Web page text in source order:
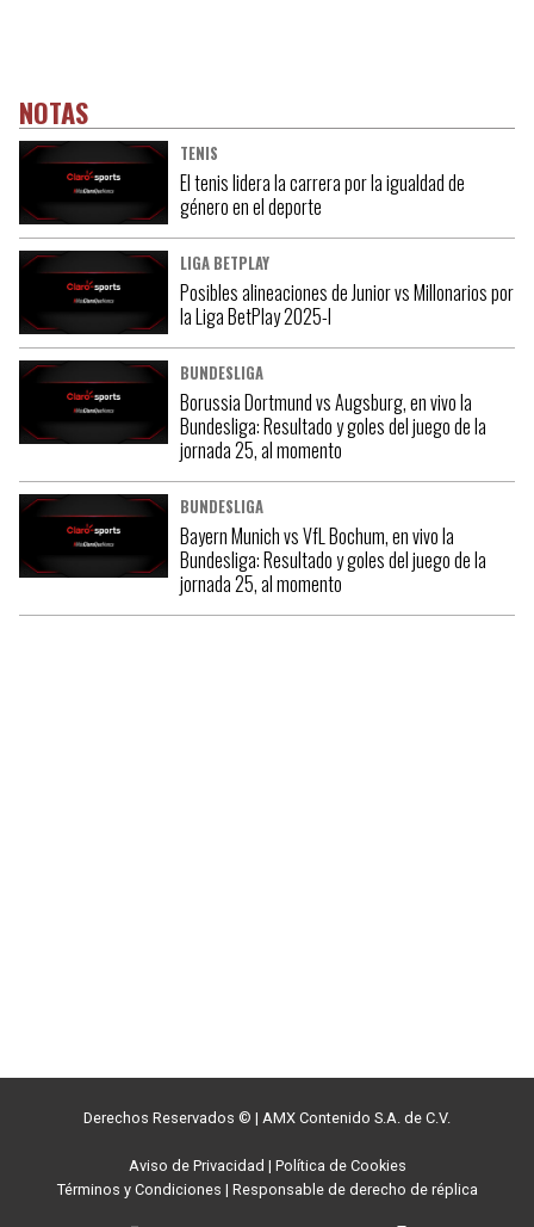
NOTAS
TENIS
El tenis lidera la carrera por la igualdad de
género en el deporte
LIGA BETPLAY
Posibles alineaciones de Junior vs Millonarios por
la Liga BetPlay 2025-I
BUNDESLIGA
Borussia Dortmund vs Augsburg, en vivo la
Bundesliga: Resultado y goles del juego de la
jornada 25, al momento
BUNDESLIGA
Bayern Munich vs VfL Bochum, en vivo la
Bundesliga: Resultado y goles del juego de la
jornada 25, al momento
Derechos Reservados © | AMX Contenido S.A. de C.V.
Aviso de Privacidad | Política de Cookies
Términos y Condiciones | Responsable de derecho de réplica